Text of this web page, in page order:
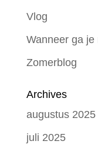
Vlog
Wanneer ga
Zomerblog
Archives
augustus 2025
juli 2025